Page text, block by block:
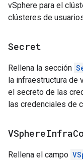
vSphere para el
clústeres de
Secret
Rellena la sección
la infraestructura de
el secreto de las
las credenciales de
VSphereInfra
Rellena el campo